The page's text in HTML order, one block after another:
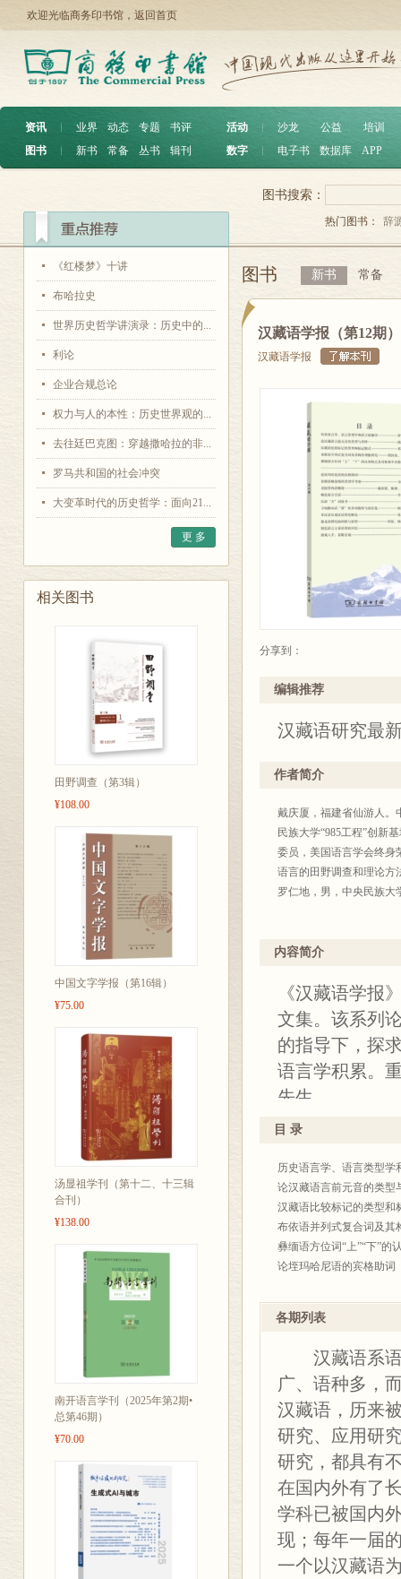
欢迎光临商务印书馆， 返回首页
资讯 ︱ 业界 动态 专题
书评
图书
︱ 新书 常备 丛书 辑刊
活动 沙龙 公益
培训
数字
电子书 数据库 APP
《红楼梦》十讲
布哈拉史
世界历史哲学讲演录：历史中的...
利论
企业合规总论
权力与人的本性：历史世界观的...
去往廷巴克图：穿越撒哈拉的非...
罗马共和国的社会冲突
大变革时代的历史哲学：面向21...
更 多
相关图书
田野调查（第3辑）
¥108.00
中国文字学报（第16辑）
¥75.00
汤显祖学刊（第十二、十三辑
合刊）
¥138.00
南开语言学刊（2025年第2期•
总第46期）
¥70.00
图书搜索：
热门图书： 辞
图书 新书 常备
汉藏语学报（第12期）
汉藏语学报
分享到：
编辑推荐
汉藏语研究最
作者简介
戴庆厦，福建省仙游人。
民族大学“985工程”创新
委员，美国语言学会终身
语言的田野调查和理论方
罗仁地，男，中央民族大
内容简介
《汉藏语学报
文集。该系列
的指导下，探
语言学积累。
先生。
本期收录了罗
词、彝缅语方
目 录
历史语言学、语言类型
论汉藏语言前元音的类型
汉藏语比较标记的类型和
布依语并列式复合词及
彝缅语方位词“上”“下”的
论垤玛哈尼语的宾格助词
老挝普内语概况 /戴庆厦
略论南方官话 /李如龙
寻甸横山话“讲”的多功
非汉语反观汉语研究概
独龙语研究的回顾与展望
濒危语言土家语调查回忆
微观入手，着眼宏观――
投稿须知
各期列表
汉藏语系语
广、语种多，
汉藏语，历来
研究、应用研
研究，都具有
在国内外有了
学科已被国内
现；每年一届
一个以汉藏语